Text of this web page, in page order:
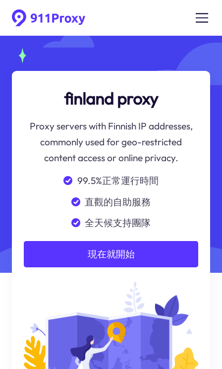
finland proxy
Proxy servers with Finnish IP addresses,
commonly used for geo-restricted
content access or online privacy.
99.5%正常運行時間
直觀的自助服務
全天候支持團隊
現在就開始